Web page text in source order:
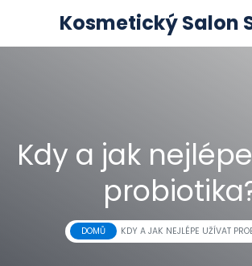
Kosmetický Salon
Kdy a jak
DOMŮ KDY A JAK NEJLÉPE UŽÍVAT